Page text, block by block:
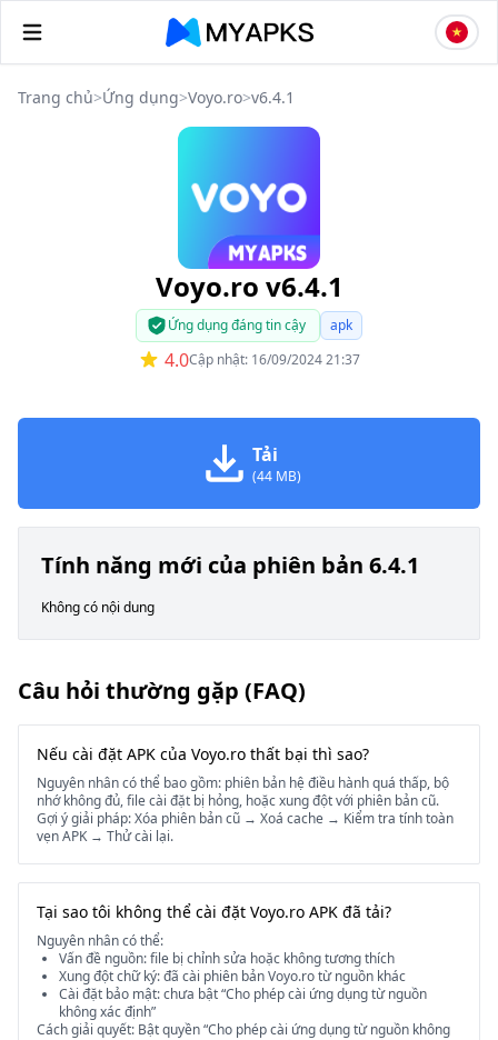
Trang chủ>Ứng dụng>Voyo.ro>v6.4.1
Voyo.ro v6.4.1
Ứng dụng đáng tin cậy apk
4.0Cập nhật: 16/09/2024 21:37
Tải
(44 MB)
Tính năng mới của phiên bản 6.4.1
Không có nội dung
Câu hỏi thường gặp (FAQ)
Nếu cài đặt APK của Voyo.ro thất bại thì sao?
Nguyên nhân có thể bao gồm: phiên bản hệ điều hành quá thấp, bộ
nhớ không đủ, file cài đặt bị hỏng, hoặc xung đột với phiên bản cũ.
Gợi ý giải pháp: Xóa phiên bản cũ → Xoá cache → Kiểm tra tính toàn
vẹn APK → Thử cài lại.
Tại sao tôi không thể cài đặt Voyo.ro APK đã tải?
Nguyên nhân có thể:
Vấn đề nguồn: file bị chỉnh sửa hoặc không tương thích
Xung đột chữ ký: đã cài phiên bản Voyo.ro từ nguồn khác
Cài đặt bảo mật: chưa bật “Cho phép cài ứng dụng từ nguồn
không xác định”
Cách giải quyết: Bật quyền “Cho phép cài ứng dụng từ nguồn không